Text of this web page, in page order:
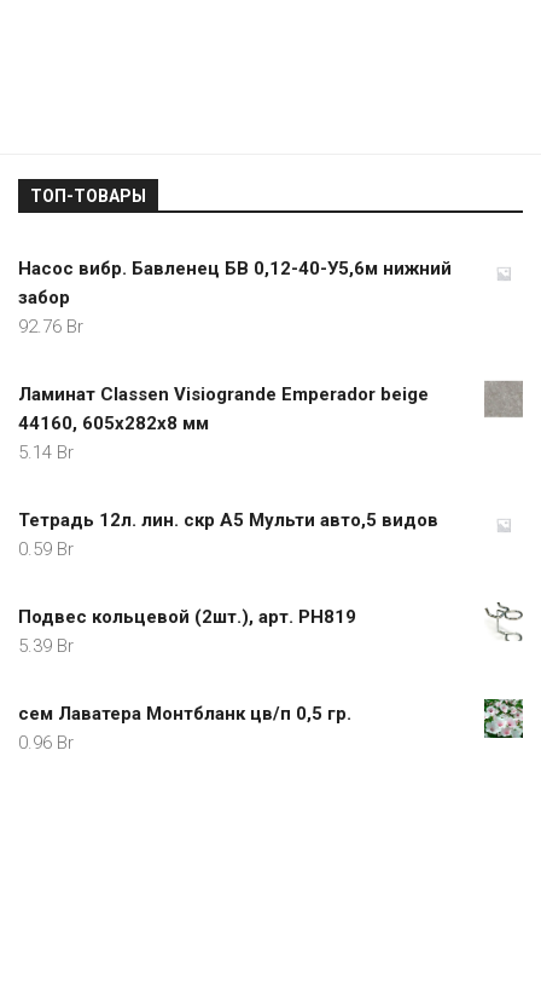
ТОП-ТОВАРЫ
Насос вибр. Бавленец БВ 0,12-40-У5,6м нижний
забор
92.76 Br
Ламинат Classen Visiogrande Emperador beige
44160, 605х282х8 мм
5.14 Br
Тетрадь 12л. лин. скр А5 Мульти авто,5 видов
0.59 Br
Подвес кольцевой (2шт.), арт. PH819
5.39 Br
сем Лаватера Монтбланк цв/п 0,5 гр.
0.96 Br